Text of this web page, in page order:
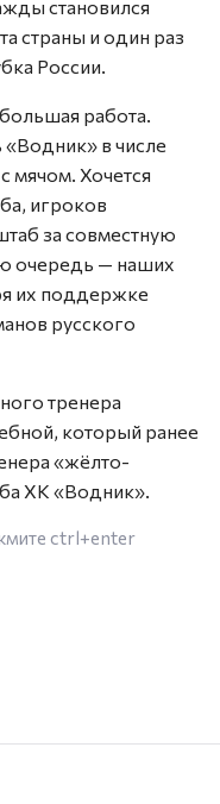
становился
страны и один раз
России.
работа.
«Водник» в числе
мячом. Хочется
игроков
за совместную
очередь — наших
их поддержке
русского
тренера
который ранее
«жёлто-
ХК «Водник».
ctrl+enter